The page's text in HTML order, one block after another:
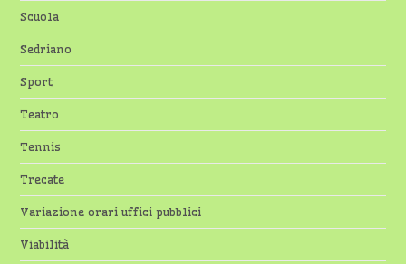
Scuola
Sedriano
Sport
Teatro
Tennis
Trecate
Variazione orari uffici pubblici
Viabilità